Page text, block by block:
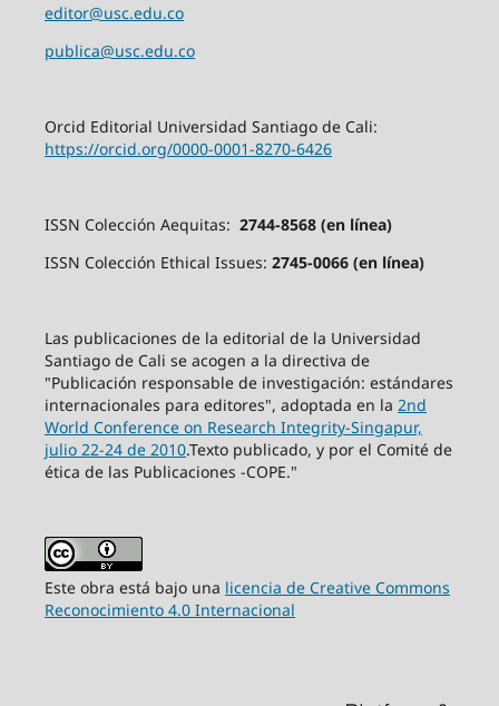
editor@usc.edu.co
publica@usc.edu.co
Orcid Editorial Universidad Santiago de Cali:
https://orcid.org/0000-0001-8270-6426
ISSN Colección Aequitas: 2744-8568 (en línea)
ISSN Colección Ethical Issues: 2745-0066 (en línea)
Las publicaciones de la editorial de la Universidad
Santiago de Cali se acogen a la directiva de
"Publicación responsable de investigación: estándares
internacionales para editores", adoptada en la 2nd
World Conference on Research Integrity-Singapur,
julio 22-24 de 2010.Texto publicado, y por el Comité de
ética de las Publicaciones -COPE."
Este obra está bajo una licencia de Creative Commons
Reconocimiento 4.0 Internacional